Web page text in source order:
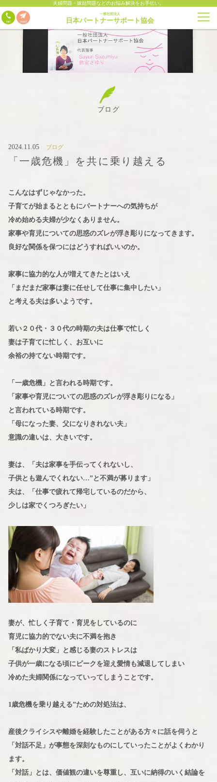
夫婦問題・嫁姑問題などのお悩み解決をお手伝い。
一般社団法人
日本パートナーサポート協会
ブログ
2024.11.05 ブログ
「一歳危機」を共に乗り越える
こんなはずじゃなかった。
子育てが始まるとともにパートナーへの気持ちが
冷め始める夫婦が少なくありません。
家事や育児についての思惑のズレが浮き彫りになってきます。
良好な関係を保つにはどうすればいいのか。
家事に協力的な人が増えてきたとはいえ
「まだまだ家事は妻に任せして仕事に集中したい」
と考える夫は多いようです。
若い２０代・３０代の時期の夫は仕事で忙しく
妻は子育てに忙しく、お互いに
余裕の持てない時期です。
「一歳危機」と言われる時期です。
「家事や育児についての思惑のズレが浮き彫りになる」
と言われている時期です。
「母になった妻、父になりきれない夫」
意識の違いは、大きいです。
妻は、「夫は家事を手伝ってくれないし、
子供とも遊んでくれない…”と不満が募ります」
夫は、「仕事で疲れて帰宅しているのだから、
少しは家でくつろぎたい」
妻が、忙しく子育て・育児をしているのに
育児に協力的でない夫に不満を抱き
「私ばかり大変」と感じる妻のストレスは
子供が一歳になる頃にピークを迎え愛情も減退してしまい
冷めた夫婦関係になっていってしまうことです。
1歳危機を乗り越える”ための対処法は、
産後クライシスや離婚を経験したことがある方々に話を伺うと
「対話不足」が事態を深刻なものにしていったことがよくわかり
ます。
「対話」とは、価値観の違いを尊重し、互いに納得のいく結論を